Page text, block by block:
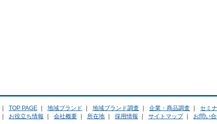
TOP PAGE 地域ブランド 地域ブランド調査 企業・商品調査
セミ
お役立ち情報 会社概要 所在地 採用情報 サイトマップ｜ お問い